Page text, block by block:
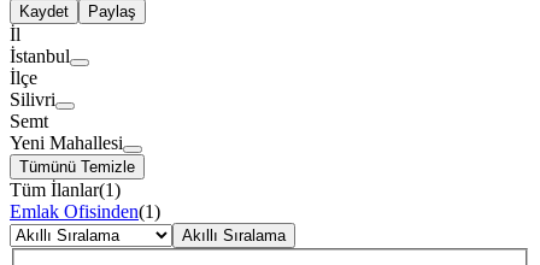
Kaydet
Paylaş
İl
İstanbul
İlçe
Silivri
Semt
Yeni Mahallesi
Tümünü Temizle
Tüm İlanlar(1)
Emlak Ofisinden(1)
Akıllı Sıralama